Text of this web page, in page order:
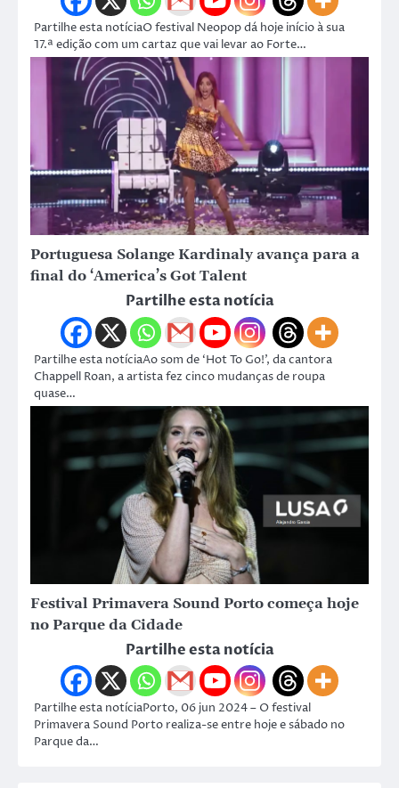
Partilhe esta notíciaO festival Neopop dá hoje início à sua
17.ª edição com um cartaz que vai levar ao Forte…
Portuguesa Solange Kardinaly avança para a
final do ‘America’s Got Talent
Partilhe esta notícia
Partilhe esta notíciaAo som de ‘Hot To Go!’, da cantora
Chappell Roan, a artista fez cinco mudanças de roupa
quase…
Festival Primavera Sound Porto começa hoje
no Parque da Cidade
Partilhe esta notícia
Partilhe esta notíciaPorto, 06 jun 2024 – O festival
Primavera Sound Porto realiza-se entre hoje e sábado no
Parque da…